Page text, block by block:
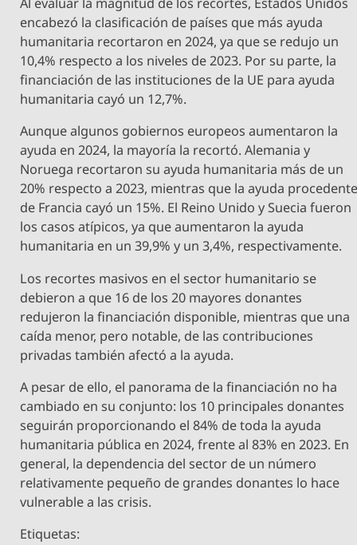
encabezó la clasificación de países que más ayuda
humanitaria recortaron en 2024, ya que se redujo un
10,4% respecto a los niveles de 2023. Por su parte, la
financiación de las instituciones de la UE para ayuda
humanitaria cayó un 12,7%.
Aunque algunos gobiernos europeos aumentaron la
ayuda en 2024, la mayoría la recortó. Alemania y
Noruega recortaron su ayuda humanitaria más de un
20% respecto a 2023, mientras que la ayuda
de Francia cayó un 15%. El Reino Unido y Suecia fueron
los casos atípicos, ya que aumentaron la ayuda
humanitaria en un 39,9% y un 3,4%, respectivamente.
Los recortes masivos en el sector humanitario se
debieron a que 16 de los 20 mayores donantes
redujeron la financiación disponible, mientras que una
caída menor, pero notable, de las contribuciones
privadas también afectó a la ayuda.
A pesar de ello, el panorama de la financiación no ha
cambiado en su conjunto: los 10 principales donantes
seguirán proporcionando el 84% de toda la ayuda
humanitaria pública en 2024, frente al 83% en 2023. En
general, la dependencia del sector de un número
relativamente pequeño de grandes donantes lo hace
vulnerable a las crisis.
Etiquetas: